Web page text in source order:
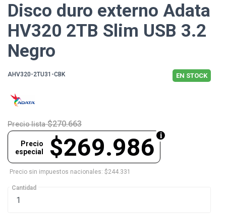
Disco duro externo Adata
HV320 2TB Slim USB 3.2
Negro
AHV320-2TU31-CBK EN STOCK
Precio lista $270.663
$269.986
Precio
especial
Precio sin impuestos nacionales: $244.331
Cantidad